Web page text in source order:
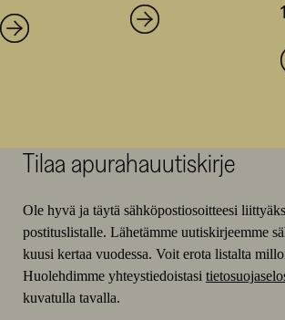
Tilaa apurahauutiskirje
Ole hyvä ja täytä sähköpostiosoitteesi
postituslistalle. Lähetämme uutiskirjeemme
kuusi kertaa vuodessa. Voit erota listalta
Huolehdimme yhteystiedoistasi
kuvatulla tavalla.